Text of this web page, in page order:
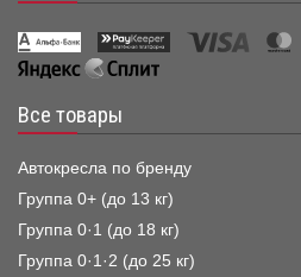
Все товары
Автокресла по бренду
Группа 0+ (до 13 кг)
Группа 0·1 (до 18 кг)
Группа 0·1·2 (до 25 кг)